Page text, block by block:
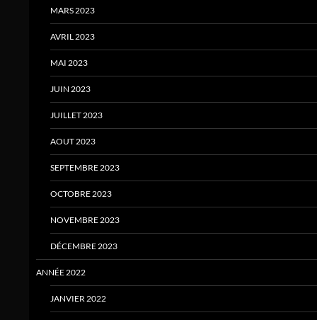
MARS 2023
AVRIL 2023
MAI 2023
JUIN 2023
JUILLET 2023
AOUT 2023
SEPTEMBRE 2023
OCTOBRE 2023
NOVEMBRE 2023
DÉCEMBRE 2023
ANNÉE 2022
JANVIER 2022